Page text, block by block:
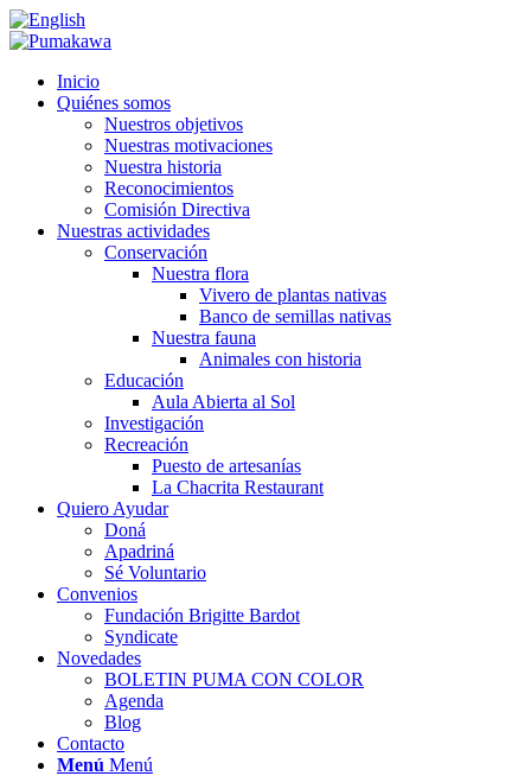
Inicio
Quiénes somos
Nuestros objetivos
Nuestras motivaciones
Nuestra historia
Reconocimientos
Comisión Directiva
Nuestras actividades
Conservación
Nuestra flora
Vivero de plantas nativas
Banco de semillas nativas
Nuestra fauna
Animales con historia
Educación
Aula Abierta al Sol
Investigación
Recreación
Puesto de artesanías
La Chacrita Restaurant
Quiero Ayudar
Doná
Apadriná
Sé Voluntario
Convenios
Fundación Brigitte Bardot
Syndicate
Novedades
BOLETIN PUMA CON COLOR
Agenda
Blog
Contacto
Menú Menú